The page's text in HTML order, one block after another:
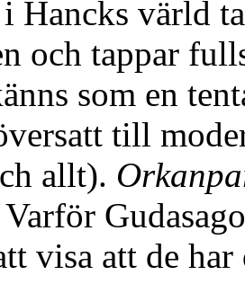
Hancks värld
och tappar
som en
till
allt).
Varför
visa att de